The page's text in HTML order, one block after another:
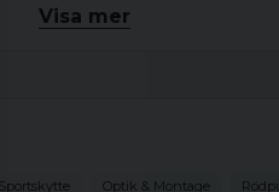
1 och 6XMag-1
linsskydd. Den främre
– så att användaren
linsskydden är stängda i en
hårdanodiserad
och optiska
Visa mer
Sportskytte Optik & Montage